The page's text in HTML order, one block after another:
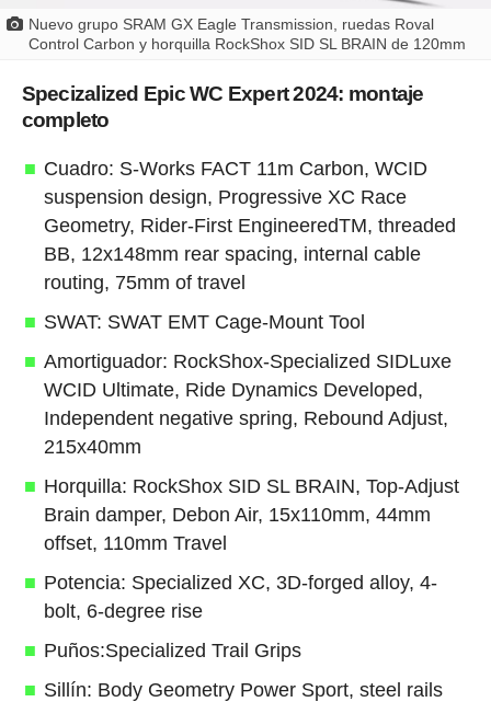
Nuevo grupo SRAM GX Eagle Transmission, ruedas Roval
Control Carbon y horquilla RockShox SID SL BRAIN de 120mm
Specizalized Epic WC Expert 2024: montaje
completo
Cuadro: S-Works FACT 11m Carbon, WCID
suspension design, Progressive XC Race
Geometry, Rider-First EngineeredTM, threaded
BB, 12x148mm rear spacing, internal cable
routing, 75mm of travel
SWAT: SWAT EMT Cage-Mount Tool
Amortiguador: RockShox-Specialized SIDLuxe
WCID Ultimate, Ride Dynamics Developed,
Independent negative spring, Rebound Adjust,
215x40mm
Horquilla: RockShox SID SL BRAIN, Top-Adjust
Brain damper, Debon Air, 15x110mm, 44mm
offset, 110mm Travel
Potencia: Specialized XC, 3D-forged alloy, 4-
bolt, 6-degree rise
Puños:Specialized Trail Grips
Sillín: Body Geometry Power Sport, steel rails